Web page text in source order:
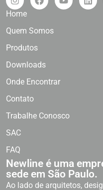
Home
Quem Somos
Produtos
Downloads
Onde Encontrar
Contato
Trabalhe Conosco
SAC
FAQ
Newline é uma
sede em São Paulo.
Ao lado de arquitetos,